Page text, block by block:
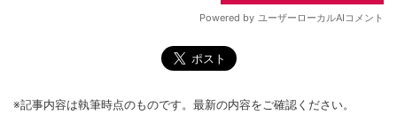
※記事内容は執筆時点のものです。最新の内容をご確認ください。